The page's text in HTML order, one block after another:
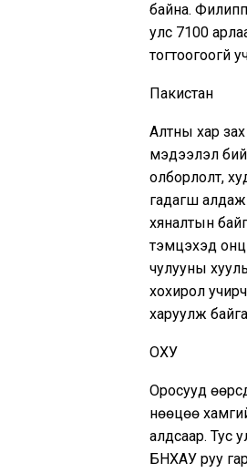
байна.
улс 7100
тогтоогоогүй
Пакистан
Алтны хар
мэдээлэл
олборлолт,
гадагш алдаж
хяналтын
тэмцэхэд
чулууны
хохирол
харуулж
ОХУ
Оросууд
нөөцөө
алдсаар. Тус
БНХАУ руу